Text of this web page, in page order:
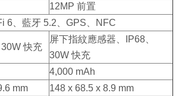
12MP 前置
6、藍牙 5.2、GPS、NFC
快充
屏下指紋應感器、IP68、
30W 快充
4,000 mAh
mm
148 x 68.5 x 8.9 mm